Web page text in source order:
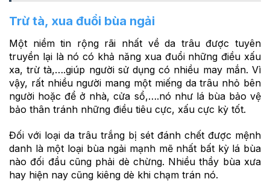
Trừ tà, xua đuổi bùa ngải
Một niềm tin rộng rãi nhất về da trâu được tuyên
truyền lại là nó có khả năng xua đuổi những điều xấu
xa, trừ tà,….giúp người sử dụng có nhiều may mắn. Vì
vậy, rất nhiều người mang một miếng da trâu nhỏ bên
người hoặc để ở nhà, cửa sổ,….nó như lá bùa bảo vệ
bảo thân tránh những điều tiêu cực, xấu cực kỳ tốt.
Đối với loại da trâu trắng bị sét đánh chết được mệnh
danh là một loại bùa ngải mạnh mẽ nhất bất kỳ lá bùa
nào đối đầu cũng phải dè chừng. Nhiều thầy bùa xưa
hay hiện nay cũng kiêng dè khi chạm trán nó.